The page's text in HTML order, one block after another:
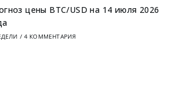
цены BTC/USD на 14 июля 2026
/ 4 КОММЕНТАРИЯ